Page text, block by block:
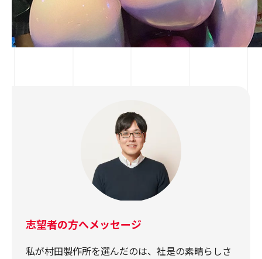
志望者の方へメッセージ
私が村田製作所を選んだのは、社是の素晴らしさ